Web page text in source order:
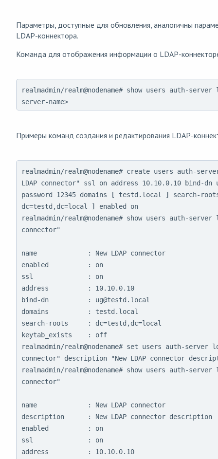
Параметры, доступные для обновления, аналогичны
LDAP-коннектора.
Команда для отображения информации о LDAP-
realmadmin/realm@nodename# show users auth-
server-name>
Примеры команд создания и редактирования LDAP-
realmadmin/realm@nodename# create users auth-
LDAP connector" ssl on address 10.10.0.10 bind-dn
password 12345 domains [ testd.local ] search-
dc=testd,dc=local ] enabled on
realmadmin/realm@nodename# show users auth-server
connector"
name             : New LDAP connector
enabled          : on
ssl              : on
address          : 10.10.0.10
bind-dn          : ug@testd.local
domains          : testd.local
search-roots     : dc=testd,dc=local
keytab_exists    : off
realmadmin/realm@nodename# set users auth-server
connector" description "New LDAP connector
realmadmin/realm@nodename# show users auth-server
connector"
name             : New LDAP connector
description      : New LDAP connector description
enabled          : on
ssl              : on
address          : 10.10.0.10